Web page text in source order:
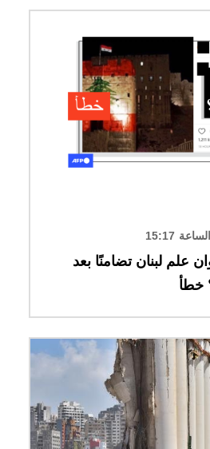
علم لبنان تضامنًا بعد
خطأ